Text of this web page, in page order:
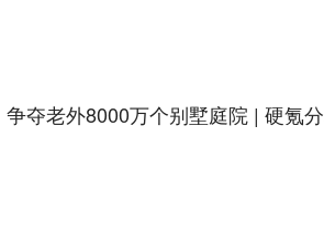
夺老外8000万个别墅庭院 | 硬氪